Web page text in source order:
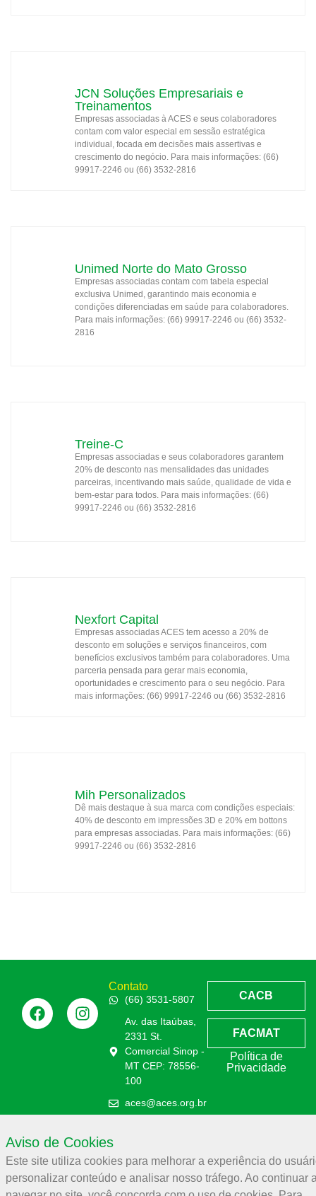
JCN Soluções Empresariais e
Treinamentos
Empresas associadas à ACES e seus colaboradores
contam com valor especial em sessão estratégica
individual, focada em decisões mais assertivas e
crescimento do negócio. Para mais informações: (66)
99917-2246 ou (66) 3532-2816
Unimed Norte do Mato Grosso
Empresas associadas contam com tabela especial
exclusiva Unimed, garantindo mais economia e
condições diferenciadas em saúde para colaboradores.
Para mais informações: (66) 99917-2246 ou (66) 3532-
2816
Treine-C
Empresas associadas e seus colaboradores garantem
20% de desconto nas mensalidades das unidades
parceiras, incentivando mais saúde, qualidade de vida e
bem-estar para todos. Para mais informações: (66)
99917-2246 ou (66) 3532-2816
Nexfort Capital
Empresas associadas ACES tem acesso a 20% de
desconto em soluções e serviços financeiros, com
benefícios exclusivos também para colaboradores. Uma
parceria pensada para gerar mais economia,
oportunidades e crescimento para o seu negócio. Para
mais informações: (66) 99917-2246 ou (66) 3532-2816
Mih Personalizados
Dê mais destaque à sua marca com condições especiais:
40% de desconto em impressões 3D e 20% em bottons
para empresas associadas. Para mais informações: (66)
99917-2246 ou (66) 3532-2816
Contato
(66) 3531-5807
Av. das Itaúbas,
2331 St.
Comercial Sinop -
MT CEP: 78556-
100
aces@aces.org.br
CACB
FACMAT
Política de
Privacidade
Associação Comercial e Empresarial de Sinop – ACES
32.944.910/0001-19
Aviso de Cookies
Este site utiliza cookies para melhorar a experiência do
personalizar conteúdo e analisar nosso tráfego. Ao continuar